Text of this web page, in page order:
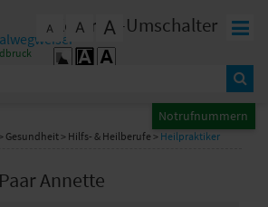
A A A
Kontrast-Umschalter
Notrufnummern
Gesundheit> Hilfs- & Heilberufe> Heilpraktiker
Annette